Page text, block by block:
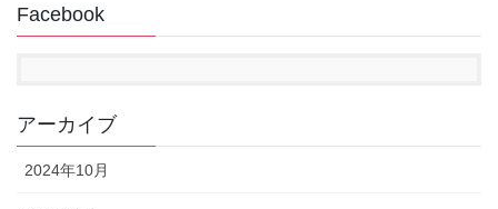
Facebook
アーカイブ
2024年10月